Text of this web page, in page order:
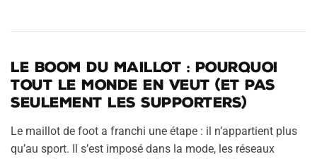
Le boom du maillot : pourquoi
tout le monde en veut (et pas
seulement les supporters)
Le maillot de foot a franchi une étape : il n’appartient plus
qu’au sport. Il s’est imposé dans la mode, les réseaux